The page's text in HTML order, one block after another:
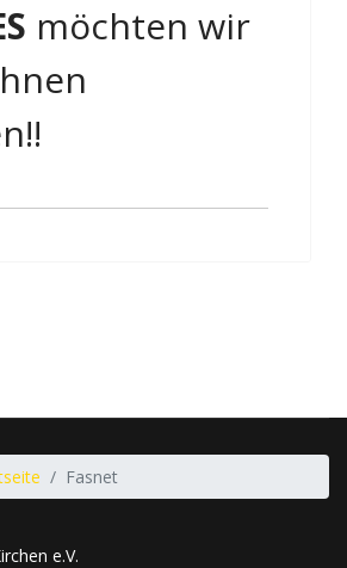
möchten wir
Fasnet
e.V.